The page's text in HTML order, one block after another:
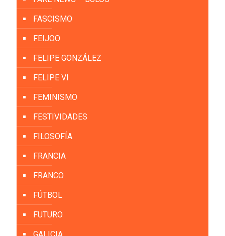
FASCISMO
FEIJOO
FELIPE GONZÁLEZ
FELIPE VI
FEMINISMO
FESTIVIDADES
FILOSOFÍA
FRANCIA
FRANCO
FÚTBOL
FUTURO